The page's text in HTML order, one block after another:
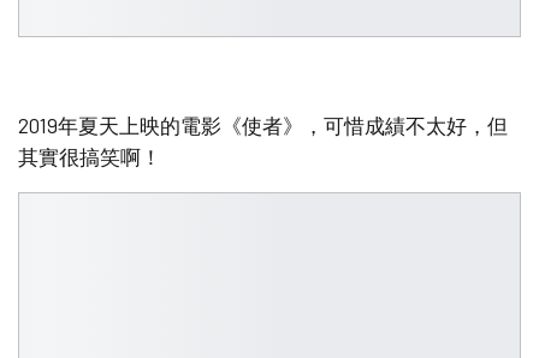
2019年夏天上映的電影《使者》，可惜成績不太好，但
其實很搞笑啊！